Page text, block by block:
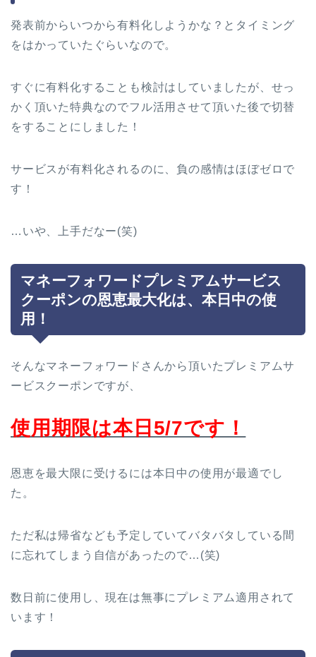
発表前からいつから有料化しようかな？とタイミング
をはかっていたぐらいなので。
すぐに有料化することも検討はしていましたが、せっ
かく頂いた特典なのでフル活用させて頂いた後で切替
をすることにしました！
サービスが有料化されるのに、負の感情はほぼゼロで
す！
…いや、上手だなー(笑)
マネーフォワードプレミアムサービス
クーポンの恩恵最大化は、本日中の使
用！
そんなマネーフォワードさんから頂いたプレミアムサ
ービスクーポンですが、
使用期限は本日5/7です！
恩恵を最大限に受けるには本日中の使用が最適でし
た。
ただ私は帰省なども予定していてバタバタしている間
に忘れてしまう自信があったので…(笑)
数日前に使用し、現在は無事にプレミアム適用されて
います！